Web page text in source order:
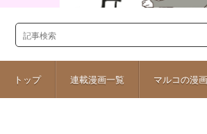
トップ 連載漫画一覧 マルコの漫